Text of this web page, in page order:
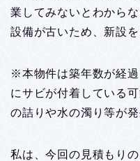
業してみないとわからな
設備が古いため、新設
※本物件は築年数が経
にサビが付着している
の詰りや水の濁り等が
私は、今回の見積もり